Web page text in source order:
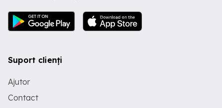
Suport clienți
Ajutor
Contact